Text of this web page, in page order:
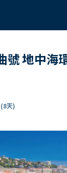
號 地中海
(8天)